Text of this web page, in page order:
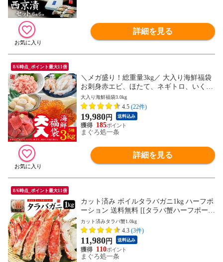
詳細を見る
8/6時点_ポイント最大11倍
＼メガ盛り！総重量3kg／ 大入り海鮮福袋
お刺身赤エビ、ほたて、ネギトロ、いく
ら、天然南マグロ 海の幸5品詰め合わせ 送
料無料 メガ盛り〈dfk1〉yd9[[dショッピン
グ限定福袋-2p]
大入り海鮮福袋3.0kg
4.5 (22件)
19,980円 送料込み
185
まぐろ処一条
詳細を見る
8/6時点_ポイント最大11倍
カット済み ボイルタラバガニ1kg ハーフポ
ーション 送料無料 [[タラバ蟹ハーフポーシ
ョン1kg]
カット済みタラバ蟹1.0kg
4.3 (3件)
11,980円 送料込み
110
まぐろ処一条